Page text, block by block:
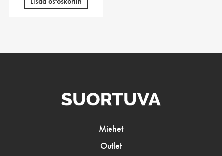
Miehet
Outlet